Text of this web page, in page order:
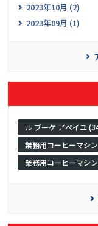
2023年10月 (2)
2023年09月 (1)
ル ブーケ アベイユ
業務用コーヒーマシ
業務用コーヒーマシ